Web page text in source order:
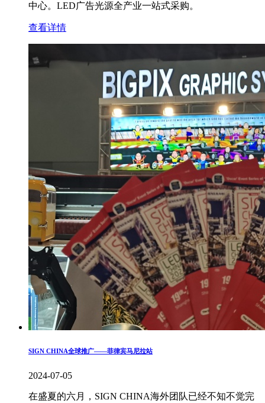
中心。LED广告光源全产业一站式采购。
查看详情
SIGN CHINA全球推广——菲律宾马尼拉站
2024-07-05
在盛夏的六月，SIGN CHINA海外团队已经不知不觉完